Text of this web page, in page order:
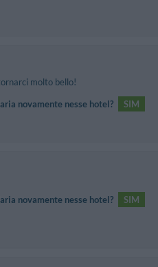
molto bello!
novamente nesse hotel?
SIM
novamente nesse hotel? SIM